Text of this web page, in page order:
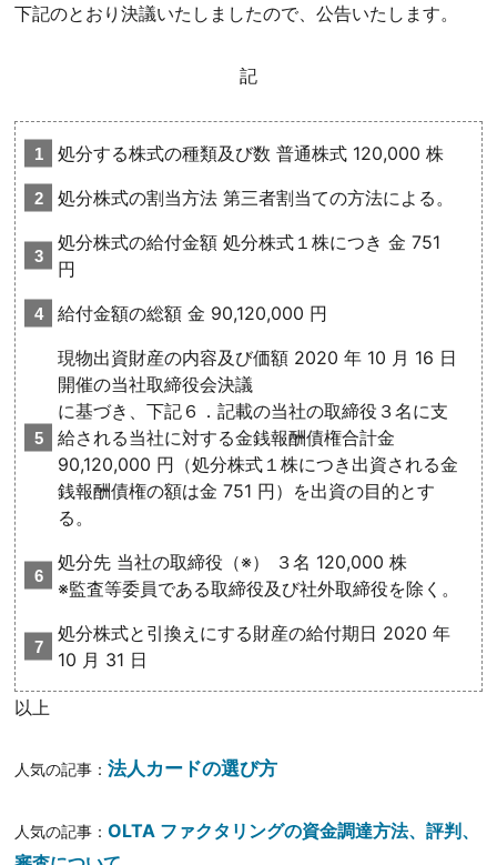
下記のとおり決議いたしましたので、公告いたします。
記
処分する株式の種類及び数 普通株式 120,000 株
処分株式の割当方法 第三者割当ての方法による。
処分株式の給付金額 処分株式１株につき 金 751
円
給付金額の総額 金 90,120,000 円
現物出資財産の内容及び価額 2020 年 10 月 16 日
開催の当社取締役会決議
に基づき、下記６．記載の当社の取締役３名に支
給される当社に対する金銭報酬債権合計金
90,120,000 円（処分株式１株につき出資される金
銭報酬債権の額は金 751 円）を出資の目的とす
る。
処分先 当社の取締役（※） ３名 120,000 株
※監査等委員である取締役及び社外取締役を除く。
処分株式と引換えにする財産の給付期日 2020 年
10 月 31 日
以上
人気の記事：法人カードの選び方
人気の記事：OLTA ファクタリングの資金調達方法、評判、